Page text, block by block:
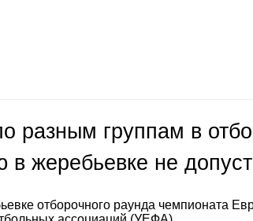
разным группам в
в жеребьевке не
отборочного раунда чемпионата